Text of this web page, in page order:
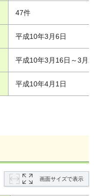
47件
平成10年3月6日
平成10年3月16日～3月
平成10年4月1日
画面サイズで表示